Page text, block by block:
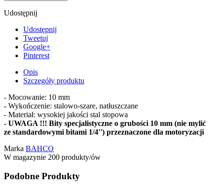
Udostępnij
Udostępnij
Tweetuj
Google+
Pinterest
Opis
Szczegóły produktu
- Mocowanie: 10 mm
- Wykończenie: stalowo-szare, natłuszczane
- Materiał: wysokiej jakości stal stopowa
- UWAGA !!! Bity specjalistyczne o grubości 10 mm (nie mylić
ze standardowymi bitami 1/4'') przeznaczone dla motoryzacji
Marka BAHCO
W magazynie 200 produkty/ów
Podobne Produkty